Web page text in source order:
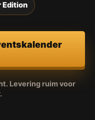
Edition
Levering ruim voor